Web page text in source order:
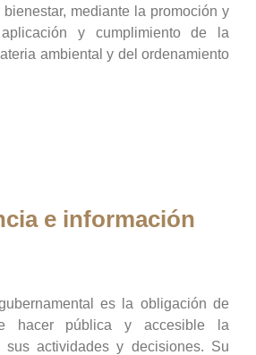
mediante la promoción y
y cumplimiento de la
ambiental y del ordenamiento
e información
es la obligación de
hacer pública y accesible la
sus actividades y decisiones. Su